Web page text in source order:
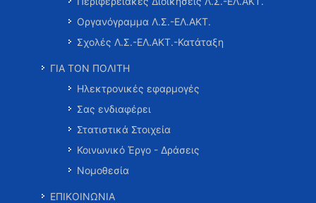
Οργανόγραμμα Λ.Σ.-ΕΛ.ΑΚΤ.
Σχολές Λ.Σ.-ΕΛ.ΑΚΤ.-Κατάταξη
ΓΙΑ ΤΟΝ ΠΟΛΙΤΗ
Ηλεκτρονικές εφαρμογές
Σας ενδιαφέρει
Στατιστικά Στοιχεία
Κοινωνικό Έργο - Δράσεις
Νομοθεσία
ΕΠΙΚΟΙΝΩΝΙΑ